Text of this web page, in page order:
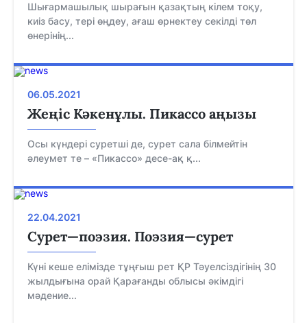
Шығармашылық шырағын қазақтың кілем тоқу,
киіз басу, тері өңдеу, ағаш өрнектеу секілді төл
өнерінің...
06.05.2021
Жеңіс Кәкенұлы. Пикассо аңызы
Осы күндері суретші де, сурет сала білмейтін
әлеумет те – «Пикассо» десе-ақ қ...
22.04.2021
Сурет—поэзия. Поэзия—сурет
Күні кеше елімізде тұңғыш рет ҚР Тәуелсіздігінің 30
жылдығына орай Қарағанды облысы әкімдігі
мәдение...